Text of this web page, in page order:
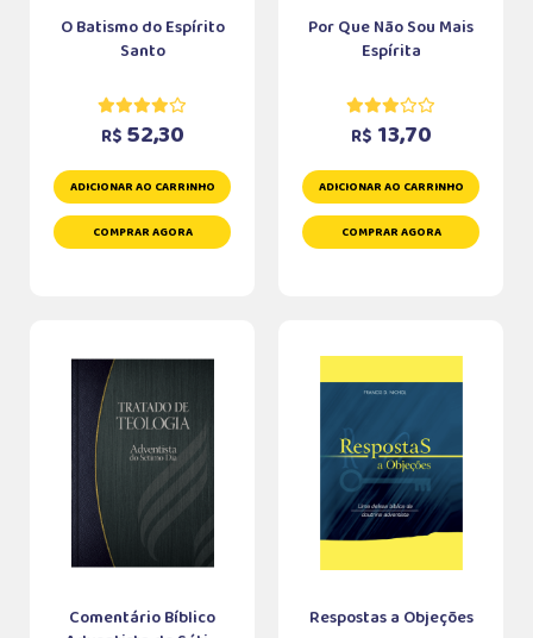
O Batismo do Espírito
Santo
R$ 52,30
ADICIONAR AO CARRINHO
COMPRAR AGORA
Por Que Não Sou Mais
Espírita
R$ 13,70
ADICIONAR AO CARRINHO
COMPRAR AGORA
Comentário Bíblico
Respostas a Objeções